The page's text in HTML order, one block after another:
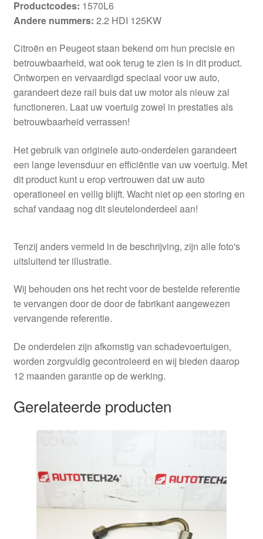
Productcodes: 1570L6
Andere nummers: 2.2 HDI 125KW
Citroën en Peugeot staan bekend om hun precisie en
betrouwbaarheid, wat ook terug te zien is in dit product.
Ontworpen en vervaardigd speciaal voor uw auto,
garandeert deze rail buis dat uw motor als nieuw zal
functioneren. Laat uw voertuig zowel in prestaties als
betrouwbaarheid verrassen!
Het gebruik van originele auto-onderdelen garandeert
een lange levensduur en efficiëntie van uw voertuig. Met
dit product kunt u erop vertrouwen dat uw auto
operationeel en veilig blijft. Wacht niet op een storing en
schaf vandaag nog dit sleutelonderdeel aan!
Tenzij anders vermeld in de beschrijving, zijn alle foto's
uitsluitend ter illustratie.
Wij behouden ons het recht voor de bestelde referentie
te vervangen door de door de fabrikant aangewezen
vervangende referentie.
De onderdelen zijn afkomstig van schadevoertuigen,
worden zorgvuldig gecontroleerd en wij bieden daarop
12 maanden garantie op de werking.
Gerelateerde producten